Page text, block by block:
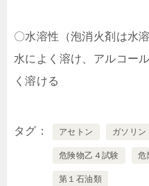
〇水溶性（泡消火剤は水
水によく溶け、アルコー
く溶ける
タグ アセトン ガソリン
危険物乙４試験 危
第１石油類